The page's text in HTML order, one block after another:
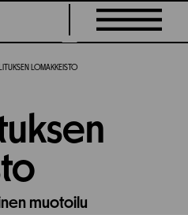
LOMAKKEISTO
muotoilu